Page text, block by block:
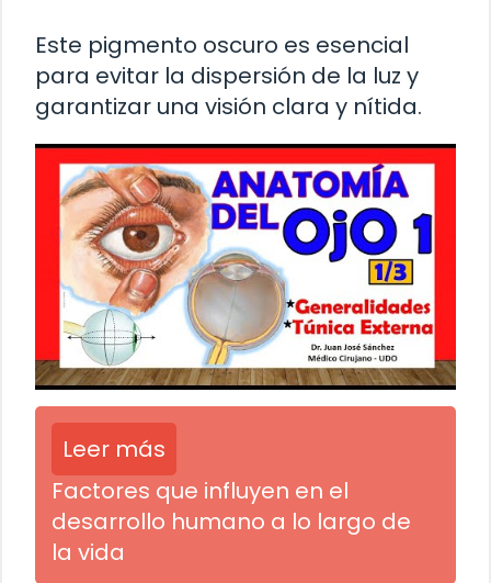
Este pigmento oscuro es esencial
para evitar la dispersión de la luz y
garantizar una visión clara y nítida.
Leer más
Factores que influyen en el
desarrollo humano a lo largo de
la vida